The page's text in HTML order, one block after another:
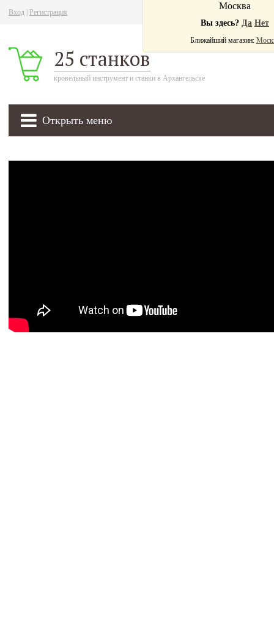
Вход Регистрация
25 станков
кровельный инструмент и станки в Архангельске
Открыть меню
Москва
Вы здесь? Да Нет
Ближайший магазин: